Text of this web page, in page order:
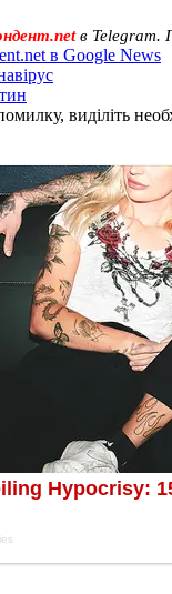
в Telegram.
в Google News
виділіть